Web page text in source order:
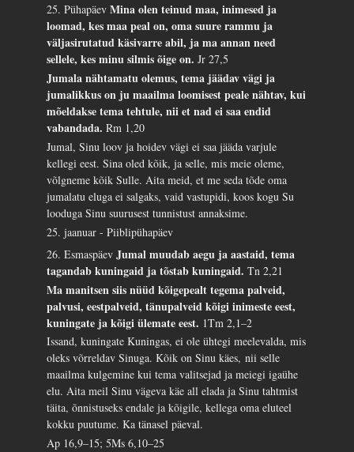
25. PühapäevMina olen teinud maa, inimesed ja
loomad, kes maa peal on, oma suure rammu ja
väljasirutatud käsivarre abil, ja ma annan need
sellele, kes minu silmis õige on.Jr 27,5
Jumala nähtamatu olemus, tema jäädav vägi ja
jumalikkus on ju maailma loomisest peale nähtav, kui
mõeldakse tema tehtule, nii et nad ei saa endid
vabandada.Rm 1,20
Jumal, Sinu loov ja hoidev vägi ei saa jääda varjule
kellegi eest. Sina oled kõik, ja selle, mis meie oleme,
võlgneme kõik Sulle. Aita meid, et me seda tõde oma
jumalatu eluga ei salgaks, vaid vastupidi, koos kogu Su
looduga Sinu suurusest tunnistust annaksime.
25. jaanuar - Piiblipühapäev
26. EsmaspäevJumal muudab aegu ja aastaid, tema
tagandab kuningaid ja tõstab kuningaid.Tn 2,21
Ma manitsen siis nüüd kõigepealt tegema palveid,
palvusi, eestpalveid, tänupalveid kõigi inimeste eest,
kuningate ja kõigi ülemate eest. 1Tm 2,1–2
Issand, kuningate Kuningas, ei ole ühtegi meelevalda, mis
oleks võrreldav Sinuga. Kõik on Sinu käes, nii selle
maailma kulgemine kui tema valitsejad ja meiegi igaühe
elu. Aita meil Sinu vägeva käe all elada ja Sinu tahtmist
täita, õnnistuseks endale ja kõigile, kellega oma eluteel
kokku puutume. Ka tänasel päeval.
Ap 16,9–15; 5Ms 6,10–25